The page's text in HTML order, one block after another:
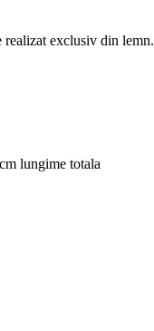
realizat exclusiv din lemn.
lungime totala